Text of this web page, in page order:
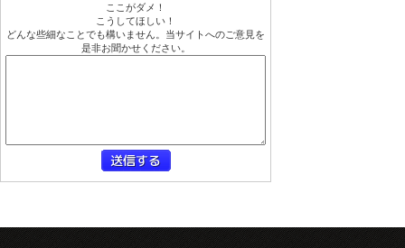
ここがダメ！
こうしてほしい！
どんな些細なことでも構いません。当サイトへのご意見を
是非お聞かせください。